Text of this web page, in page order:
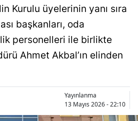
Bitlis
Bolu
Burdur
Çanakkale
Çankırı
Kurulu üyelerinin yanı sıra
başkanları, oda
personelleri ile birlikte
Ahmet Akbal’ın elinden
Yayınlanma
13 Mayıs 2026 - 22:10